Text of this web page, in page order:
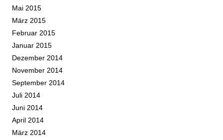
Mai 2015
März 2015
Februar 2015
Januar 2015
Dezember 2014
November 2014
September 2014
Juli 2014
Juni 2014
April 2014
März 2014